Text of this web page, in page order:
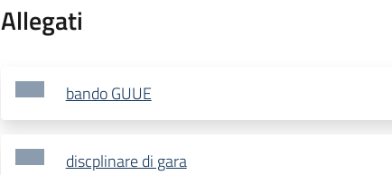
Allegati
bando GUUE
discplinare di gara